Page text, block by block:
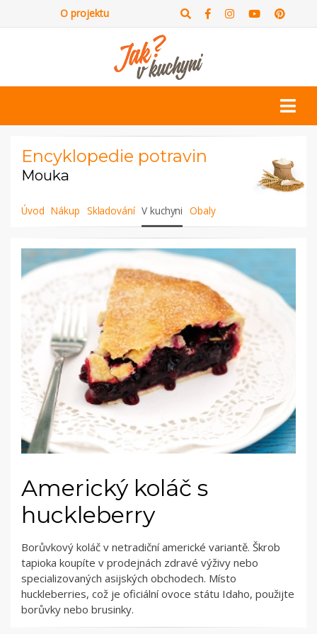
O projektu
Encyklopedie potravin
Mouka
Úvod Nákup Skladování V kuchyni Obaly
Americký koláč s
huckleberry
Borůvkový koláč v netradiční americké variantě. Škrob
tapioka koupíte v prodejnách zdravé výživy nebo
specializovaných asijských obchodech. Místo
huckleberries, což je oficiální ovoce státu Idaho, použijte
borůvky nebo brusinky.